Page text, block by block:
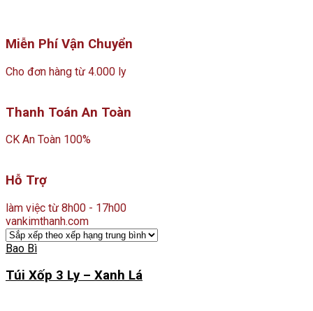
Miễn Phí Vận Chuyển
Cho đơn hàng từ 4.000 ly
Thanh Toán An Toàn
CK An Toàn 100%
Hỗ Trợ
làm việc từ 8h00 - 17h00
vankimthanh.com
Bao Bì
Túi Xốp 3 Ly – Xanh Lá